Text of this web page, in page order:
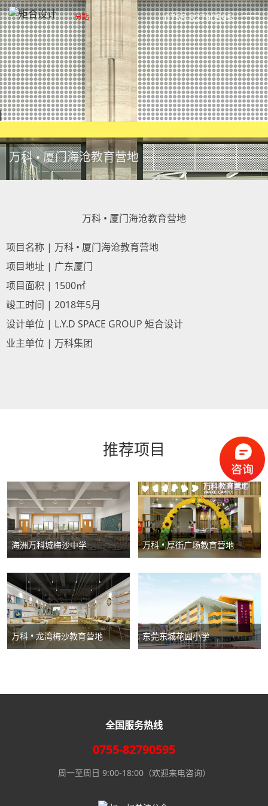
分站 0755-82790595
万科 • 厦门海沧教育营地
万科 • 厦门海沧教育营地
项目名称 | 万科 • 厦门海沧教育营地
项目地址 | 广东厦门
项目面积 | 1500㎡
竣工时间 | 2018年5月
设计单位 | L.Y.D SPACE GROUP 矩合设计
业主单位 | 万科集团
推荐项目
海洲万科城梅沙中学 万科 • 厚街广场教育营地
万科 • 龙湾梅沙教育营地 东莞东城花园小学
全国服务热线
0755-82790595
周一至周日 9:00-18:00（欢迎来电咨询）